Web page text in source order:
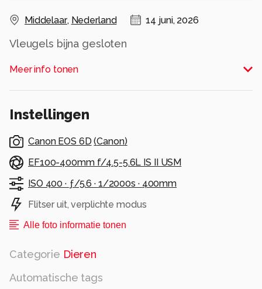
Middelaar, Nederland 14 juni, 2026
Vleugels bijna gesloten
Alle rechten voorbehouden
Meer info tonen
Instellingen
Canon EOS 6D (Canon)
EF100-400mm f/4.5-5.6L IS II USM
ISO 400 · ƒ/5.6 · 1/2000s · 400mm
Flitser uit, verplichte modus
Alle foto informatie tonen
Categorie Dieren
Automatische tags